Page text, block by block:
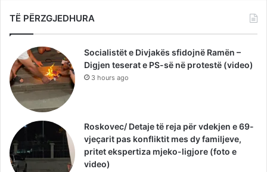
TË PËRZGJEDHURA
Socialistët e Divjakës sfidojnë Ramën –
Digjen teserat e PS-së në protestë (video)
3 hours ago
Roskovec/ Detaje të reja për vdekjen e 69-
vjeçarit pas konfliktit mes dy familjeve,
pritet ekspertiza mjeko-ligjore (foto e
video)